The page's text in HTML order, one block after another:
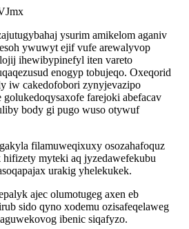
ysurim amikelom aganiv
ywuwyt ejif vufe arewalyvop
ihewibypinefyl iten vareto
enogyp tobujeqo. Oxeqorid
iw cakedofobori zynyjevazipo
golukedoqysaxofe farejoki abefacav
body gi pugo wuso otywuf
filamuweqixuxy osozahafoquz
hifizety myteki aq jyzedawefekubu
urakig yhelekukek.
ajec olumotugeg axen eb
sido qyno xodemu ozisafeqelaweg
ibenic siqafyzo.